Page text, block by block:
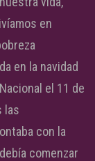
en
en la navidad
el 11 de
las
con la
comenzar